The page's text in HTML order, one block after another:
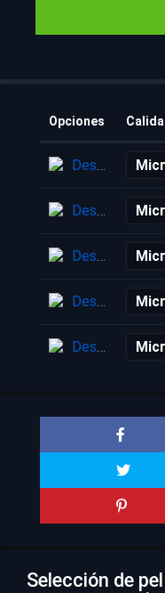
Opciones
Descarga
Descarga
Descarga
Descarga
Descarga
Selección de